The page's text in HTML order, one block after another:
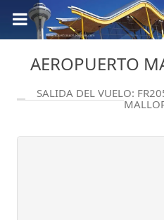
AEROPUERTO
SALIDA DEL VUELO: